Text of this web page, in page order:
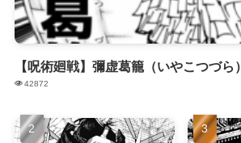
【呪術廻戦】彌虚葛籠（いやこつづら）
42872